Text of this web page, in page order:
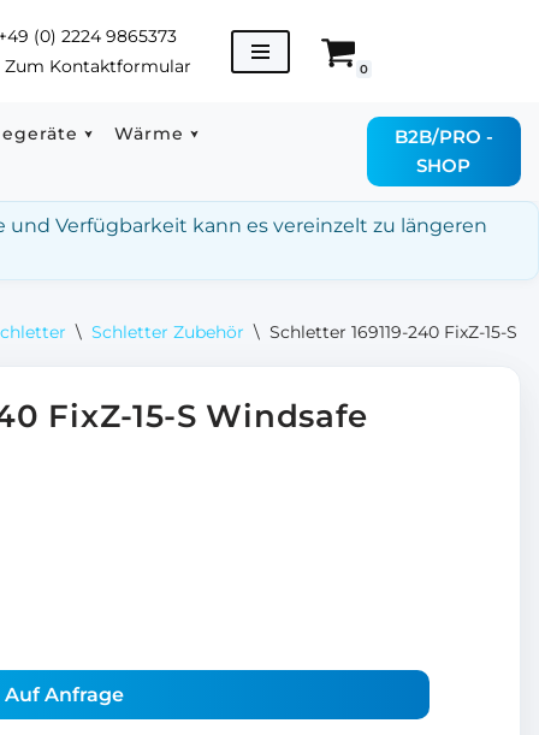
(0) 2224 9865373
Zum Kontaktformular 0
Wärme
B2B/PRO -
SHOP
Verfügbarkeit kann es vereinzelt zu längeren
\ Schletter Zubehör \ Schletter 169119-240 FixZ-15-S
FixZ-15-S Windsafe
Auf Anfrage